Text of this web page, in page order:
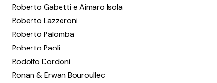
Roberto Gabetti e Aimaro Isola
Roberto Lazzeroni
Roberto Palomba
Roberto Paoli
Rodolfo Dordoni
Ronan & Erwan Bouroullec